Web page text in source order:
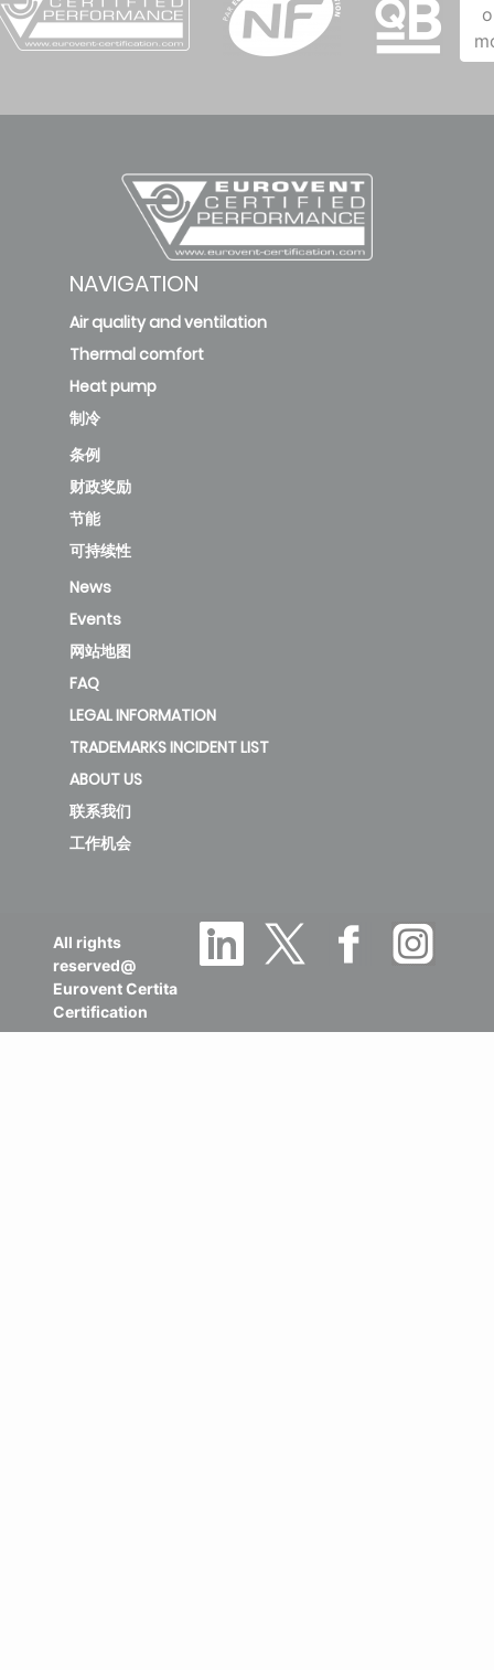
NAVIGATION
Air quality and ventilation
Thermal comfort
Heat pump
制冷
条例
财政奖励
节能
可持续性
News
Events
网站地图
FAQ
LEGAL INFORMATION
TRADEMARKS INCIDENT LIST
ABOUT US
联系我们
工作机会
All rights
reserved@
Eurovent Certita
Certification